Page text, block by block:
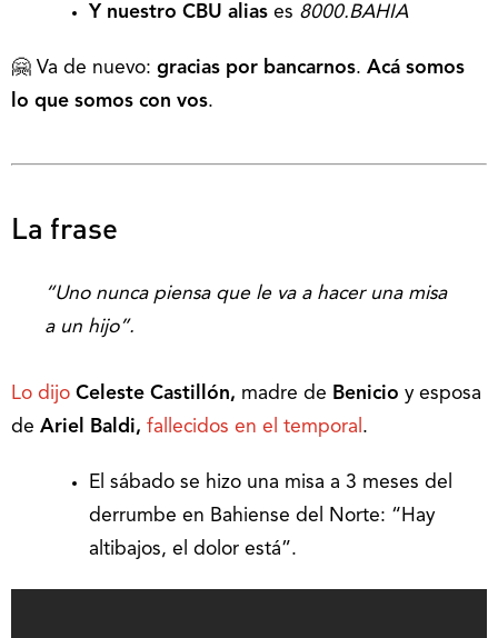
Y nuestro CBU alias es 8000.BAHIA
🤗 Va de nuevo: gracias por bancarnos. Acá somos
lo que somos con vos.
La frase
“Uno nunca piensa que le va a hacer una misa
a un hijo”.
Lo dijo Celeste Castillón, madre de Benicio y esposa
de Ariel Baldi, fallecidos en el temporal .
El sábado se hizo una misa a 3 meses del
derrumbe en Bahiense del Norte: “Hay
altibajos, el dolor está”.